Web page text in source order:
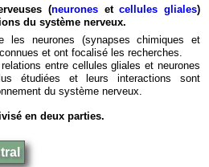
(neuronesetcellules gliales)
du système nerveux.
les neurones (synapses chimiques et
et ont focalisé les recherches.
entre cellules gliales et neurones
étudiées et leurs interactions sont
du système nerveux.
en deux parties.